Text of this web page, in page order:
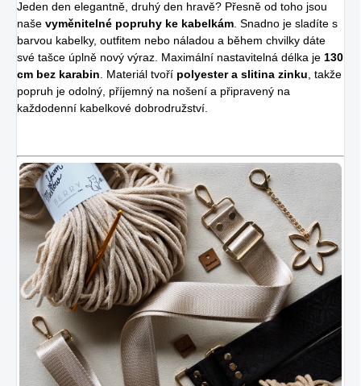
Jeden den elegantně, druhý den hravě? Přesně od toho jsou
naše vyměnitelné popruhy ke kabelkám . Snadno je sladíte s
barvou kabelky, outfitem nebo náladou a během chvilky dáte
své tašce úplně nový výraz. Maximální nastavitelná délka je 130
cm bez karabin . Materiál tvoří polyester a slitina zinku , takže
popruh je odolný, příjemný na nošení a připravený na
každodenní kabelkové dobrodružství.